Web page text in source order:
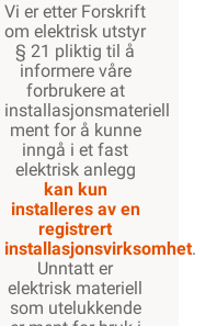
Vi er etter Forskrift
om elektrisk utstyr
§ 21 pliktig til å
informere våre
forbrukere at
installasjonsmateriell
ment for å kunne
inngå i et fast
elektrisk anlegg
kan kun
installeres av en
registrert
installasjonsvirksomhet.
Unntatt er
elektrisk materiell
som utelukkende